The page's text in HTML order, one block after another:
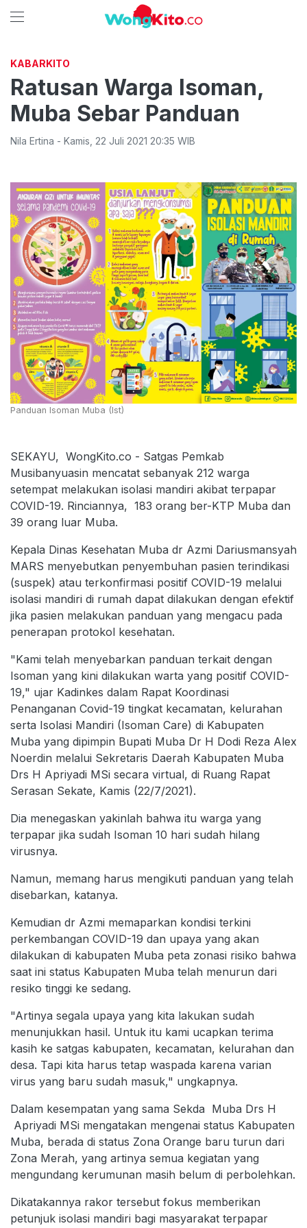
KABARKITO
Ratusan Warga Isoman,
Muba Sebar Panduan
Nila Ertina - Kamis 22 Juli 2021 20:35 WIB
Panduan Isoman Muba (Ist)
SEKAYU, WongKito.co - Satgas Pemkab
Musibanyuasin mencatat sebanyak 212 warga
setempat melakukan isolasi mandiri akibat terpapar
COVID-19. Rinciannya, 183 orang ber-KTP Muba dan
39 orang luar Muba.
Kepala Dinas Kesehatan Muba dr Azmi Dariusmansyah
MARS menyebutkan penyembuhan pasien terindikasi
(suspek) atau terkonfirmasi positif COVID-19 melalui
isolasi mandiri di rumah dapat dilakukan dengan efektif
jika pasien melakukan panduan yang mengacu pada
penerapan protokol kesehatan.
"Kami telah menyebarkan panduan terkait dengan
Isoman yang kini dilakukan warta yang positif COVID-
19," ujar Kadinkes dalam Rapat Koordinasi
Penanganan Covid-19 tingkat kecamatan, kelurahan
serta Isolasi Mandiri (Isoman Care) di Kabupaten
Muba yang dipimpin Bupati Muba Dr H Dodi Reza Alex
Noerdin melalui Sekretaris Daerah Kabupaten Muba
Drs H Apriyadi MSi secara virtual, di Ruang Rapat
Serasan Sekate, Kamis (22/7/2021).
Dia menegaskan yakinlah bahwa itu warga yang
terpapar jika sudah Isoman 10 hari sudah hilang
virusnya.
Namun, memang harus mengikuti panduan yang telah
disebarkan, katanya.
Kemudian dr Azmi memaparkan kondisi terkini
perkembangan COVID-19 dan upaya yang akan
dilakukan di kabupaten Muba peta zonasi risiko bahwa
saat ini status Kabupaten Muba telah menurun dari
resiko tinggi ke sedang.
"Artinya segala upaya yang kita lakukan sudah
menunjukkan hasil. Untuk itu kami ucapkan terima
kasih ke satgas kabupaten, kecamatan, kelurahan dan
desa. Tapi kita harus tetap waspada karena varian
virus yang baru sudah masuk," ungkapnya.
Dalam kesempatan yang sama Sekda Muba Drs H
Apriyadi MSi mengatakan mengenai status Kabupaten
Muba, berada di status Zona Orange baru turun dari
Zona Merah, yang artinya semua kegiatan yang
mengundang kerumunan masih belum di perbolehkan.
Dikatakannya rakor tersebut fokus memberikan
petunjuk isolasi mandiri bagi masyarakat terpapar